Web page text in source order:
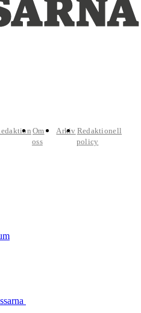
Om
oss
Arkiv Redaktionell
policy